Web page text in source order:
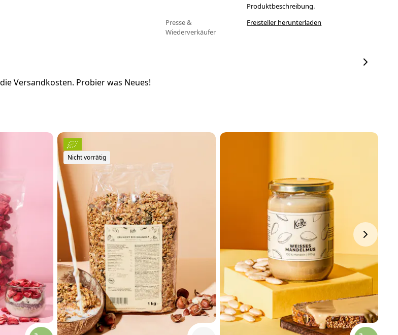
Produktbeschreibung.
Presse &
Wiederverkäufer
Freisteller herunterladen
Versandkosten. Probier was Neues!
Nicht vorrätig